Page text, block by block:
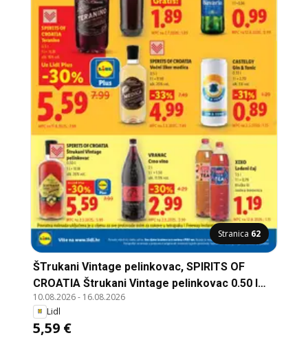
Stranica 62
ŠTrukani Vintage pelinkovac, SPIRITS OF
CROATIA Štrukani Vintage pelinkovac 0.50 l
alk. 26% vol.
10.08.2026- 16.08.2026
Lidl
5,59 €